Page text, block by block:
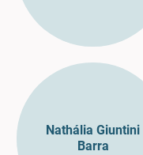
Nathália Giuntini
Barra